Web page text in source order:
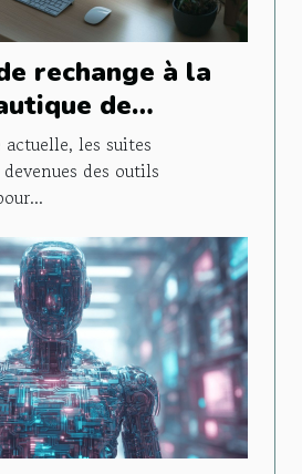
rechange à la
de
outils gratuits
les suites
des outils